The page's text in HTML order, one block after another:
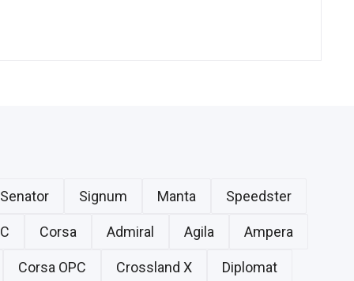
Senator Signum Manta Speedster
Corsa Admiral Agila Ampera
Corsa OPC Crossland X Diplomat